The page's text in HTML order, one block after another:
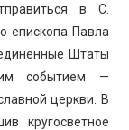
в С.
епископа Павла
Штаты
событием —
церкви. В
кругосветное